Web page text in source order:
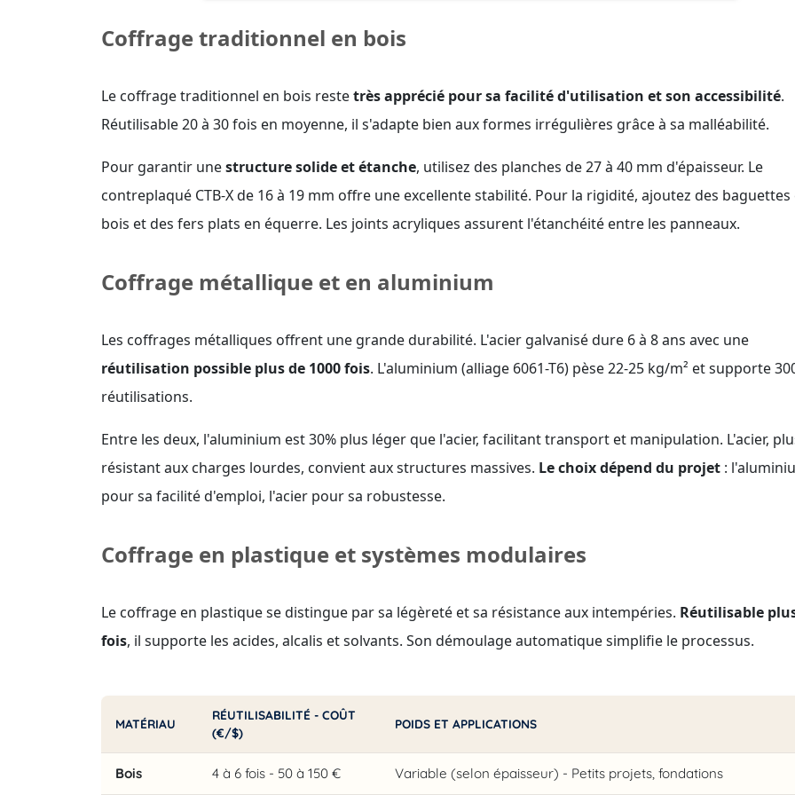
Coffrage traditionnel en bois
Le coffrage traditionnel en bois restetrès apprécié pour sa facilité d'utilisation et son accessibilité.
Réutilisable 20 à 30 fois en moyenne, il s'adapte bien aux formes irrégulières grâce à sa malléabilité.
Pour garantir unestructure solide et étanche, utilisez des planches de 27 à 40 mm d'épaisseur. Le
contreplaqué CTB-X de 16 à 19 mm offre une excellente stabilité. Pour la rigidité, ajoutez des baguettes
bois et des fers plats en équerre. Les joints acryliques assurent l'étanchéité entre les panneaux.
Coffrage métallique et en aluminium
Les coffrages métalliques offrent une grande durabilité. L'acier galvanisé dure 6 à 8 ans avec une
réutilisation possible plus de 1000 fois. L'aluminium (alliage 6061-T6) pèse 22-25 kg/m² et supporte
réutilisations.
Entre les deux, l'aluminium est 30% plus léger que l'acier, facilitant transport et manipulation. L'acier,
résistant aux charges lourdes, convient aux structures massives. Le choix dépend du projet :
pour sa facilité d'emploi, l'acier pour sa robustesse.
Coffrage en plastique et systèmes modulaires
Le coffrage en plastique se distingue par sa légèreté et sa résistance aux intempéries. Réutilisable
fois, il supporte les acides, alcalis et solvants. Son démoulage automatique simplifie le processus.
MATÉRIAU
RÉUTILISABILITÉ - COÛT
(€/$)
POIDS ET APPLICATIONS
Bois 4 à 6 fois - 50 à 150 € Variable (selon épaisseur) - Petits projets, fondations